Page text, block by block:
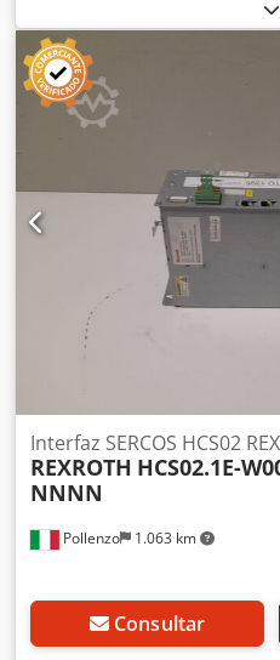
3073 - Estado: Usado -
Máquina compatible: HOMAG
ofrecemos un servicio de
con nosotros. Chodpfx
Pollenzo 1.063 km
Interfaz SERCOS HCS02
REXROTH HCS02.1E-
NNNN
Consultar